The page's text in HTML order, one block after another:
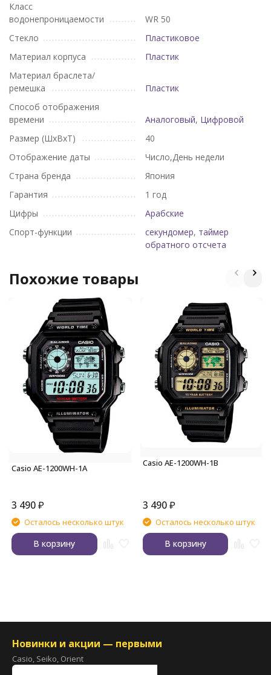
Класс
водонепроницаемости
WR 50
Стекло
Пластиковое
Материал корпуса
Пластик
Материал браслета/
ремешка
Пластик
Способ отображения
времени
Аналоговый, Цифровой
Размер (ШхВхТ)
40
Отображение даты
Число,День недели
Страна бренда
Япония
Гарантия
1 год
Цифры
Арабские
Спорт-функции
секундомер, таймер
обратного отсчета
Похожие товары
Casio AE-1200WH-1A
3 490₽
Осталось несколько штук
В корзину
Casio AE-1200WH-1B
3 490 ₽
Осталось несколько штук
В корзину
Новинки и акции — первыми
Casio, Seiko, Orient